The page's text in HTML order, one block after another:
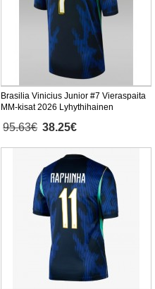
Brasilia Vinicius Junior #7 Vieraspaita
MM-kisat 2026 Lyhythihainen
95.63€ 38.25€